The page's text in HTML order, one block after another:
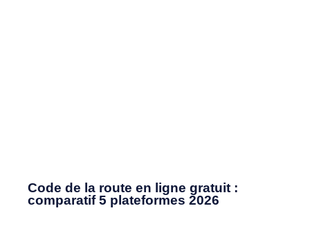
Code de la route en ligne gratuit :
comparatif 5 plateformes 2026